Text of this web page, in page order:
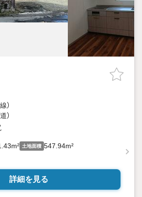
）
）
土地面積 547.94m²
詳細を見る